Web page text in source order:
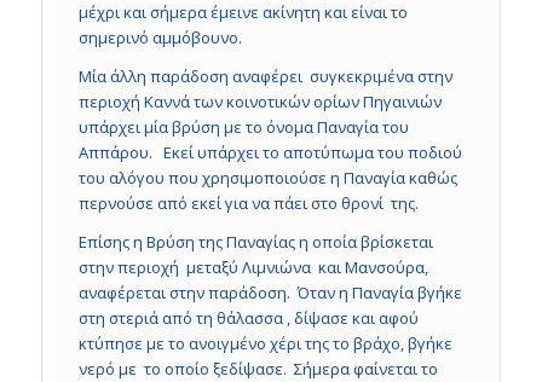
μέχρι και σήμερα έμεινε ακίνητη και είναι το
σημερινό αμμόβουνο.
Μία άλλη παράδοση αναφέρει συγκεκριμένα στην
περιοχή Καννά των κοινοτικών ορίων Πηγαινιών
υπάρχει μία βρύση με το όνομα Παναγία του
Αππάρου. Εκεί υπάρχει το αποτύπωμα του ποδιού
του αλόγου που χρησιμοποιούσε η Παναγία καθώς
περνούσε από εκεί για να πάει στο θρονί της.
Επίσης η Βρύση της Παναγίας η οποία βρίσκεται
στην περιοχή μεταξύ Λιμνιώνα και Μανσούρα,
αναφέρεται στην παράδοση. Όταν η Παναγία βγήκε
στη στεριά από τη θάλασσα , δίψασε και αφού
κτύπησε με το ανοιγμένο χέρι της το βράχο, βγήκε
νερό με το οποίο ξεδίψασε. Σήμερα φαίνεται το